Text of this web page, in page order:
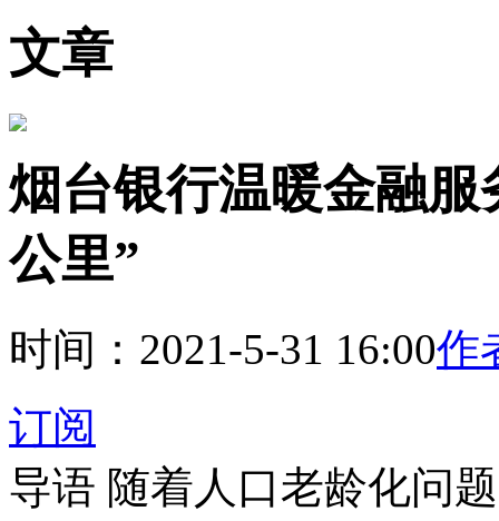
文章
烟台银行温暖金融
公里”
时间：2021-5-31 16:00作
订阅
导语 随着人口老龄化问